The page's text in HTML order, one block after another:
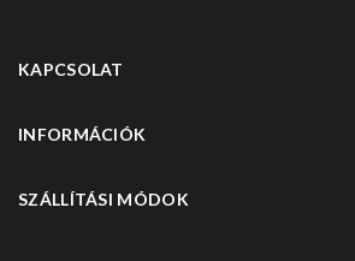
KAPCSOLAT
INFORMÁCIÓK
SZÁLLÍTÁSI MÓDOK